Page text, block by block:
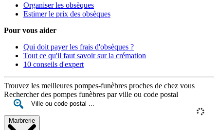
Organiser les obsèques
Estimer le prix des obsèques
Pour vous aider
Qui doit payer les frais d'obsèques ?
Tout ce qu'il faut savoir sur la crémation
10 conseils d'expert
Trouvez les meilleures pompes-funèbres proches de chez vous
Rechercher des pompes funèbres par ville ou code postal
Marbrerie